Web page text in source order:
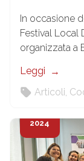
In occasione
Festival Local
organizzata a
Leggi
Articoli
24
2024